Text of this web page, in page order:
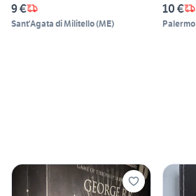
9 €
Sant'Agata di Militello(ME)
10 €
Palermo